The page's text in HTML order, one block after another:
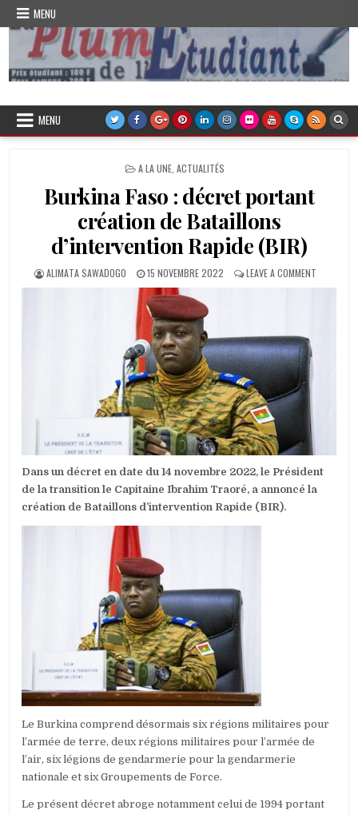
Skip
content
MENU
Plume de l'Etudiant
MENU
POSTED
A LA UNE ACTUALITÉS
Burkina Faso : décret portant
création de Bataillons
d’intervention Rapide (BIR)
AUTHOR:
ALIMATA SAWADOGO
PUBLISHED
DATE:
15 NOVEMBRE 2022 LEAVE A COMMENTON
BURKINA
Dans un décret en date du 14 novembre 2022, le Président
de la transition le Capitaine Ibrahim Traoré, a annoncé la
création de Bataillons d’intervention Rapide (BIR).
Le Burkina comprend désormais six régions militaires pour
l’armée de terre, deux régions militaires pour l’armée de
l’air, six légions de gendarmerie pour la gendarmerie
nationale et six Groupements de Force.
Le présent décret abroge notamment celui de 1994 portant